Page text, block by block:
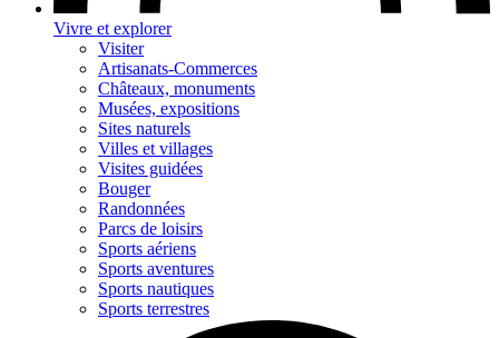
Vivre et explorer
Visiter
Artisanats-Commerces
Châteaux, monuments
Musées, expositions
Sites naturels
Villes et villages
Visites guidées
Bouger
Randonnées
Parcs de loisirs
Sports aériens
Sports aventures
Sports nautiques
Sports terrestres